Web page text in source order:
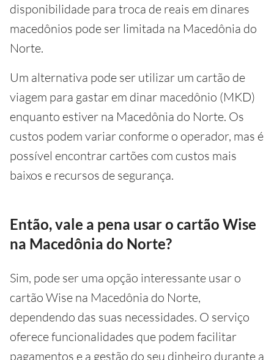
disponibilidade para troca de reais em dinares
macedônios pode ser limitada na Macedônia do
Norte.
Um alternativa pode ser utilizar um cartão de
viagem para gastar em dinar macedônio (MKD)
enquanto estiver na Macedônia do Norte. Os
custos podem variar conforme o operador, mas é
possível encontrar cartões com custos mais
baixos e recursos de segurança.
Então, vale a pena usar o cartão Wise
na Macedônia do Norte?
Sim, pode ser uma opção interessante usar o
cartão Wise na Macedônia do Norte,
dependendo das suas necessidades. O serviço
oferece funcionalidades que podem facilitar
pagamentos e a gestão do seu dinheiro durante a